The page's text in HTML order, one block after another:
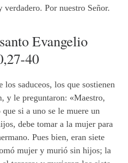
Por nuestro Señor.
Evangelio
40
los saduceos, los que sostienen
y le preguntaron: «Maestro,
si a uno se le muere un
debe tomar a la mujer para
Pues bien, eran siete
mujer y murió sin hijos; la